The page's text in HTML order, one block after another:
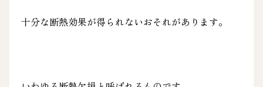
十分な断熱効果が得られないおそれがあります。